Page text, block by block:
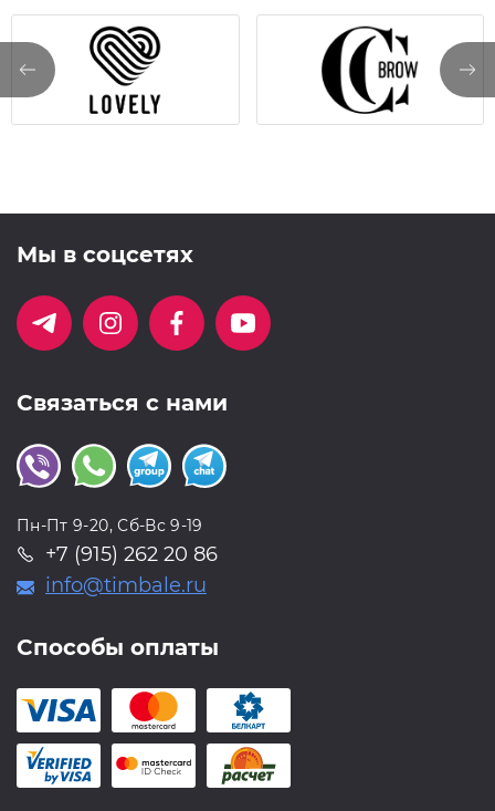
микробрашем нанесите на брови Состав 1
равномерным тонким слоем по всей длине бровей.
Время экспозиции: 10-15 минут (в зависимости от
плотности волосков). Если состав впитался в
процессе выдержки, аккуратно добавляем его.
Мы в соцсетях
Связаться с нами
Пн-Пт 9-20, Сб-Вс 9-19
+7 (915) 262 20 86
info@timbale.ru
Способы оплаты